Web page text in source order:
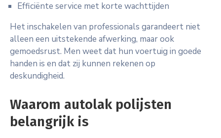
Efficiënte service met korte wachttijden
Het inschakelen van professionals garandeert niet
alleen een uitstekende afwerking, maar ook
gemoedsrust. Men weet dat hun voertuig in goede
handen is en dat zij kunnen rekenen op
deskundigheid.
Waarom autolak polijsten
belangrijk is